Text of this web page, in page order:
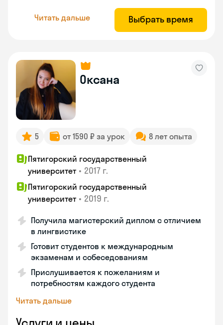
Читать дальше Выбрать время
Оксана
5 от 1590 ₽ за урок 8 лет опыта
Пятигорский государственный
университет • 2017 г.
Пятигорский государственный
университет • 2019 г.
Получила магистерский диплом с отличием
в лингвистике
Готовит студентов к международным
экзаменам и собеседованиям
Прислушивается к пожеланиям и
потребностям каждого студента
Читать дальше